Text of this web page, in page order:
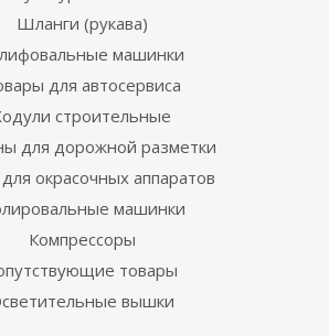
Шланги (рукава)
машинки
для автосервиса
строительные
для дорожной разметки
окрасочных аппаратов
машинки
Компрессоры
товары
вышки